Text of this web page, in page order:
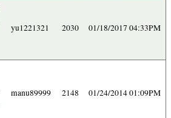
yu1221321 2030 01/18/2017 04:33PM
manu89999 2148 01/24/2014 01:09PM